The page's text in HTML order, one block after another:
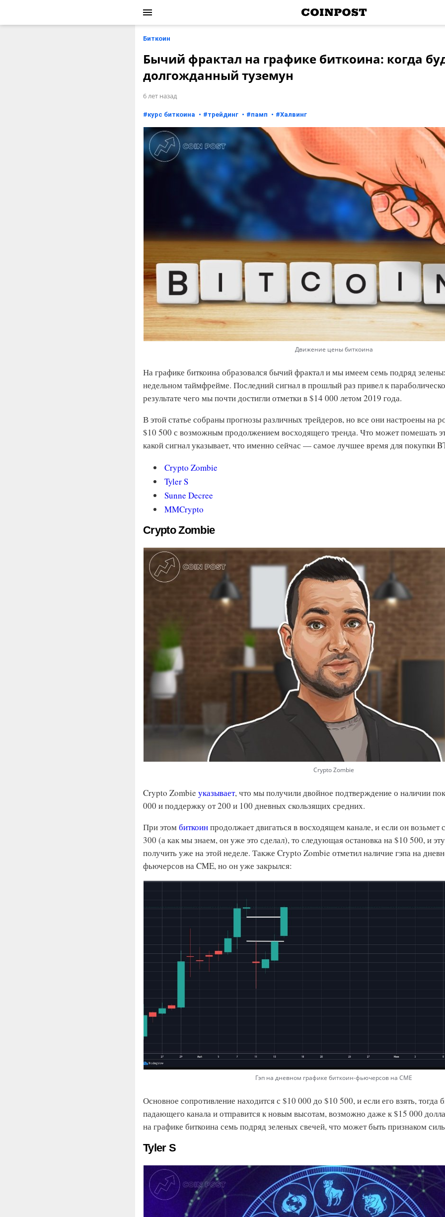
Биткоин
Бычий фрактал на графике биткоина: когда
долгожданный туземун
6 лет назад
#курс биткоина #трейдинг #памп #Халвинг
Движение цены биткоина
На графике биткоина образовался бычий фрактал и мы имеем семь подряд
недельном таймфрейме. Последний сигнал в прошлый раз привел к
результате чего мы почти достигли отметки в $14 000 летом 2019 года.
В этой статье собраны прогнозы различных трейдеров, но все они настроены на
$10 500 с возможным продолжением восходящего тренда. Что может помешать
какой сигнал указывает, что именно сейчас — самое лучшее время для покупки
Crypto Zombie
Tyler S
Sunne Decree
MMCrypto
Crypto Zombie
Crypto Zombie
Crypto Zombie указывает, что мы получили двойное подтверждение о наличии
000 и поддержку от 200 и 100 дневных скользящих средних.
При этомбиткоинпродолжает двигаться в восходящем канале, и если он возьмет
300 (а как мы знаем, он уже это сделал), то следующая остановка на $10 500, и
получить уже на этой неделе. Также Crypto Zombie отметил наличие гэпа на
фьючерсов на CME, но он уже закрылся:
Гэп на дневном графике биткоин-фьючерсов на CME
Основное сопротивление находится с $10 000 до $10 500, и если его взять, тогда
падающего канала и отправится к новым высотам, возможно даже к $15 000
на графике биткоина семь подряд зеленых свечей, что может быть признаком
Tyler S